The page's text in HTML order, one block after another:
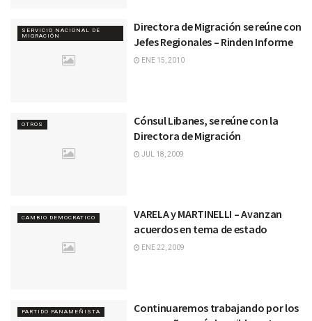
SERVICIO NACIONAL DE
MIGRACIÓN
Directora de Migración se reúne con
Jefes Regionales – Rinden Informe
ENE 15, 2010
OTROS
Cónsul Libanes, se reúne con la
Directora de Migración
JUL 18, 2009
CAMBIO DEMOCRATICO
VARELA y MARTINELLI – Avanzan
acuerdos en tema de estado
ENE 22, 2009
PARTIDO PANAMEÑISTA
Continuaremos trabajando por los